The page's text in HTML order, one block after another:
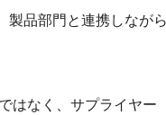
製品部門と連携しなが
はなく、サプライヤー